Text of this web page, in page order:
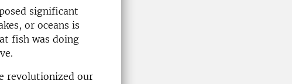
significant
or oceans is
fish was doing
revolutionized our